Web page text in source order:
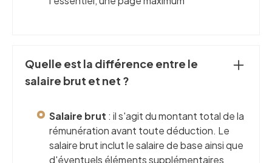
Quelle est la différence entre le
salaire brut et net ?
Salaire brut : il s'agit du montant total de la
rémunération avant toute déduction. Le
salaire brut inclut le salaire de base ainsi que
d'éventuels éléments supplémentaires